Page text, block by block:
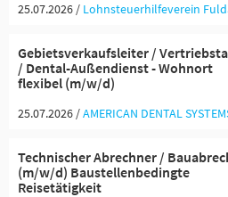
25.07.2026 / Lohnsteuerhilfeverein
Gebietsverkaufsleiter /
/ Dental-Außendienst - Wohnort
flexibel (m/w/d)
25.07.2026 /AMERICAN DENTAL
Technischer Abrechner /
(m/w/d) Baustellenbedingte
Reisetätigkeit